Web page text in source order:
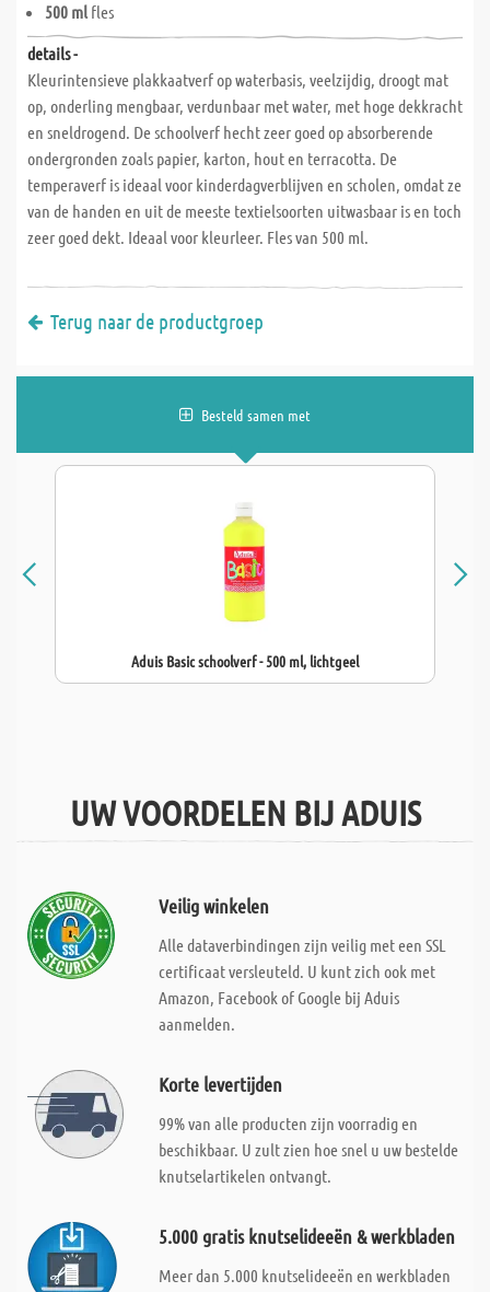
500 mlfles
details -
Kleurintensieve plakkaatverf op waterbasis, veelzijdig, droogt mat
op, onderling mengbaar, verdunbaar met water, met hoge dekkracht
en sneldrogend. De schoolverf hecht zeer goed op absorberende
ondergronden zoals papier, karton, hout en terracotta. De
temperaverf is ideaal voor kinderdagverblijven en scholen, omdat ze
van de handen en uit de meeste textielsoorten uitwasbaar is en toch
zeer goed dekt. Ideaal voor kleurleer. Fles van 500 ml.
Terug naar de productgroep
Besteld samen met
Aduis Basic schoolverf - 500 ml, lichtgeel
UW VOORDELEN BIJ ADUIS
Veilig winkelen
Alle dataverbindingen zijn veilig met een SSL
certificaat versleuteld. U kunt zich ook met
Amazon, Facebook of Google bij Aduis
aanmelden.
Korte levertijden
99% van alle producten zijn voorradig en
beschikbaar. U zult zien hoe snel u uw bestelde
knutselartikelen ontvangt.
5.000 gratis knutselideeën & werkbladen
Meer dan 5.000 knutselideeën en werkbladen